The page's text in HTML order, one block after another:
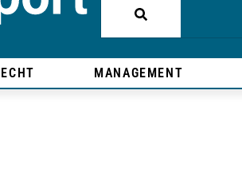
MANAGEMENT